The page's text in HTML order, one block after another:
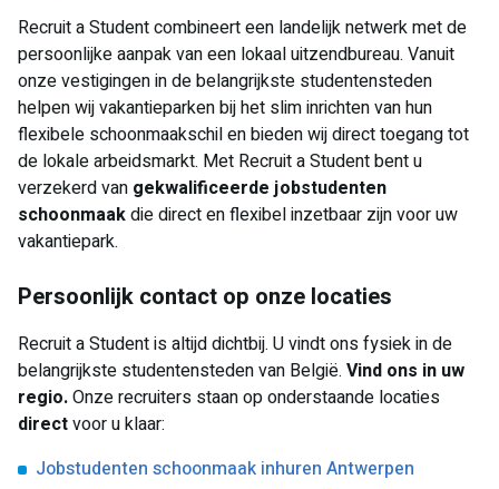
Recruit a Student combineert een landelijk netwerk met de
persoonlijke aanpak van een lokaal uitzendbureau. Vanuit
onze vestigingen in de belangrijkste studentensteden
helpen wij vakantieparken bij het slim inrichten van hun
flexibele schoonmaakschil en bieden wij direct toegang tot
de lokale arbeidsmarkt. Met Recruit a Student bent u
verzekerd van gekwalificeerde jobstudenten
schoonmaakdie direct en flexibel inzetbaar zijn voor uw
vakantiepark.
Persoonlijk contact op onze locaties
Recruit a Student is altijd dichtbij. U vindt ons fysiek in de
belangrijkste studentensteden van België. Vind ons in uw
regio.Onze recruiters staan op onderstaande locaties
directvoor u klaar:
Jobstudenten schoonmaak inhuren Antwerpen